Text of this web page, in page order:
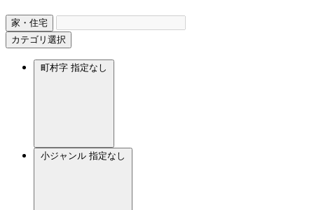
家・住宅
カテゴリ選択
町村字 指定なし
小ジャンル 指定なし